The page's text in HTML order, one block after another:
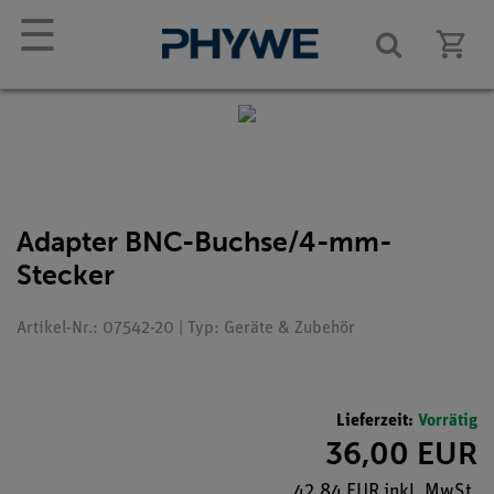
☰
Adapter BNC-Buchse/4-mm-
Stecker
Artikel-Nr.: 07542-20 | Typ: Geräte & Zubehör
Lieferzeit: Vorrätig
36,00 EUR